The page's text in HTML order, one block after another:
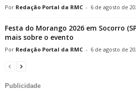
Redação Portal da RMC - 6 de agosto de
Festa do Morango 2026 em Socorro
mais sobre o evento
Redação Portal da RMC - 6 de agosto de
Publicidade